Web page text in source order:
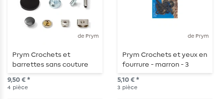
de Prym
Prym Crochets et
barrettes sans couture
pour pantalons - 13mm -
argenté/bruni - 4 pièces
9,50 € *
4 pièce
de Prym
Prym Crochets et yeux en
fourrure - marron - 3
pièces
5,10 € *
3 pièce